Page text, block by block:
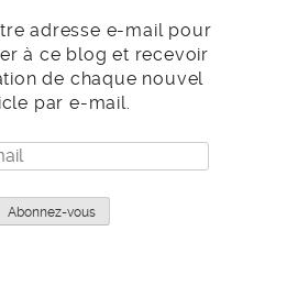
adresse e-mail pour
à ce blog et recevoir
de chaque nouvel
par e-mail.
Abonnez-vous